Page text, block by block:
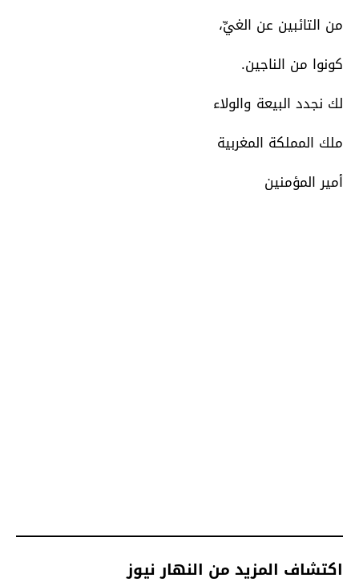
من التائبين عن الغيِّ،
كونوا من الناجين.
لك نجدد البيعة والولاء
ملك المملكة المغربية
أمير المؤمنين
اكتشاف المزيد من النهار نيوز